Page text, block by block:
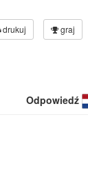
drukuj graj
Odpowiedź